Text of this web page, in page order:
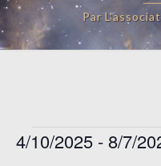
Par
Évènements
4/10/2025 - 8/7/